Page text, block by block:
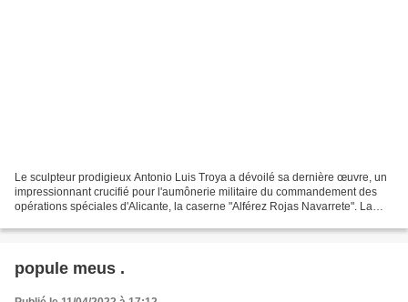
Le sculpteur prodigieux Antonio Luis Troya a dévoilé sa dernière œuvre, un
impressionnant crucifié pour l'aumônerie militaire du commandement des
opérations spéciales d'Alicante, la caserne "Alférez Rojas Navarrete". La
popule meus .